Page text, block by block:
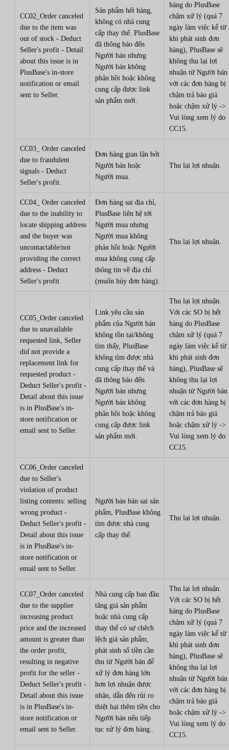
CC02_Order canceled
due to the item was
out of stock - Deduct
Seller's profit - Detail
about this issue is in
PlusBase's in-store
notification or email
sent to Seller.
Sản phẩm hết hàng,
không có nhà cung
cấp thay thế. PlusBase
đã thông báo đến
Người bán nhưng
Người bán không
phản hồi hoặc không
cung cấp được link
sản phẩm mới.
hàng do PlusBase
chậm xử lý (quá 7
ngày làm việc kể từ
khi phát sinh đơn
hàng), PlusBase sẽ
không thu lại lợi
nhuận từ Người bán
với các đơn hàng bị
chậm trả báo giá
hoặc chậm xử lý ->
Vui lòng xem lý do
CC15.
CC03_ Order canceled
due to fraudulent
signals - Deduct
Seller's profit.
Đơn hàng gian lận bởi
Người bán hoặc
Người mua.
Thu lại lợi nhuận.
CC04_ Order canceled
due to the inability to
locate shipping address
and the buyer was
uncontactable/not
providing the correct
address - Deduct
Seller's profit
Đơn hàng sai địa chỉ,
PlusBase liên hệ tới
Người mua nhưng
Người mua không
phản hồi hoặc Người
mua không cung cấp
thông tin về địa chỉ
(muốn hủy đơn hàng).
Thu lại lợi nhuận.
CC05_Order canceled
due to unavailable
requested link, Seller
did not provide a
replacement link for
requested product -
Deduct Seller's profit -
Detail about this issue
is in PlusBase's in-
store notification or
email sent to Seller.
Link yêu cầu sản
phẩm của Người bán
không tồn tại/không
tìm thấy, PlusBase
không tìm được nhà
cung cấp thay thế và
đã thông báo đến
Người bán nhưng
Người bán không
phản hồi hoặc không
cung cấp được link
sản phẩm mới.
Thu lại lợi nhuận.
Với các SO bị hết
hàng do PlusBase
chậm xử lý (quá 7
ngày làm việc kể từ
khi phát sinh đơn
hàng), PlusBase sẽ
không thu lại lợi
nhuận từ Người bán
với các đơn hàng bị
chậm trả báo giá
hoặc chậm xử lý ->
Vui lòng xem lý do
CC15.
CC06_Order canceled
due to Seller's
violation of product
listing contents: selling
wrong product -
Deduct Seller's profit -
Detail about this issue
is in PlusBase's in-
store notification or
email sent to Seller.
Người bán bán sai sản
phẩm, PlusBase không
tìm được nhà cung
cấp thay thế.
Thu lại lợi nhuận.
CC07_Order canceled
due to the supplier
increasing product
price and the increased
amount is greater than
the order profit,
resulting in negative
profit for the seller -
Deduct Seller's profit -
Detail about this issue
is in PlusBase's in-
store notification or
email sent to Seller.
Nhà cung cấp ban đầu
tăng giá sản phẩm
hoặc nhà cung cấp
thay thế có sự chêch
lệch giá sản phẩm,
phát sinh số tiền cần
thu từ Người bán để
xử lý đơn hàng lớn
hơn lợi nhuận được
nhận, dẫn đến rủi ro
thiệt hại thêm tiền cho
Người bán nếu tiếp
tục xử lý đơn hàng..
Thu lại lợi nhuận.
Với các SO bị hết
hàng do PlusBase
chậm xử lý (quá 7
ngày làm việc kể từ
khi phát sinh đơn
hàng), PlusBase sẽ
không thu lại lợi
nhuận từ Người bán
với các đơn hàng bị
chậm trả báo giá
hoặc chậm xử lý ->
Vui lòng xem lý do
CC15.